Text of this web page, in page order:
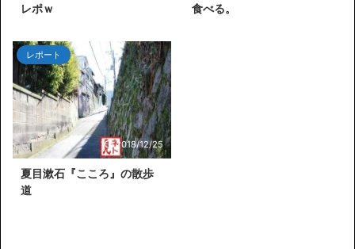
レポｗ
食べる。
レポート
2018/12/25
夏目漱石『こころ』の散歩
道